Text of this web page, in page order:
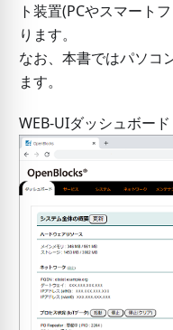
ト装置(PCやスマート
ります。
なお、本書ではパソコ
ます。
WEB-UIダッシュボード